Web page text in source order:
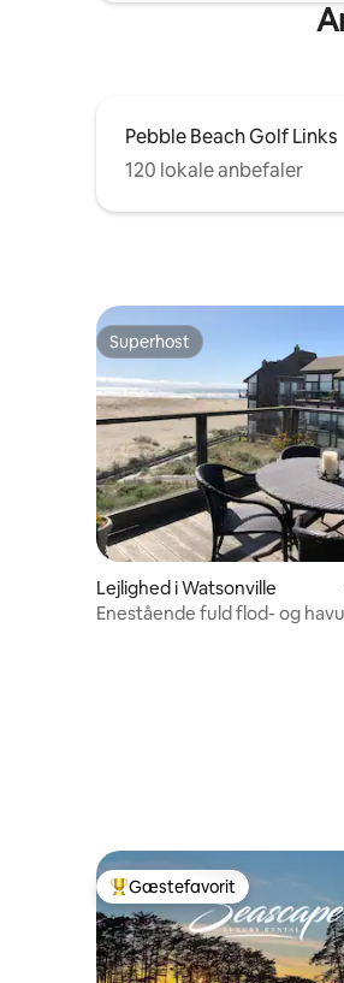
trætoppe.
Pebble Beach Golf Links
120 lokale anbefaler
Superhost
Superhost
Lejlighed i Watsonville
Enestående fuld flod- og
Bedste gæstefavorit
Gæstefavorit